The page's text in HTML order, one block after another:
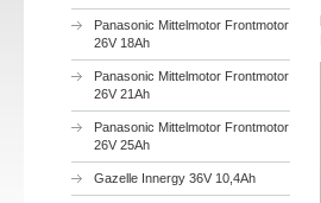
Panasonic Mittelmotor Frontmotor
26V 18Ah
Panasonic Mittelmotor Frontmotor
26V 21Ah
Panasonic Mittelmotor Frontmotor
26V 25Ah
Gazelle Innergy 36V 10,4Ah